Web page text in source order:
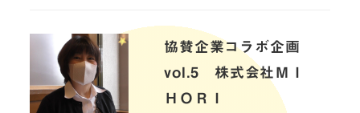
協賛企業コラボ企画
vol.5 株式会社ＭＩ
ＨＯＲＩ